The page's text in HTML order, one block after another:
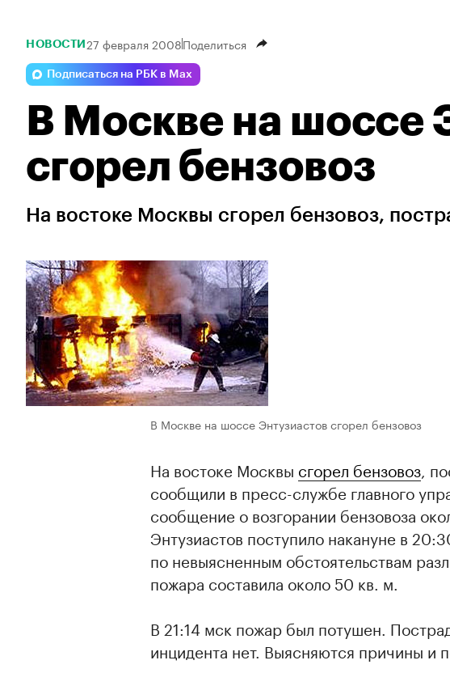
НОВОСТИ 27 февраля 2008Поделиться
Подписаться на РБК в Max
В Москве на шоссе
сгорел бензовоз
На востоке Москвы сгорел бензовоз,
В Москве на шоссе Энтузиастов сгорел бензовоз
На востоке Москвы сгорел бензовоз,
сообщили в пресс-службе главного
сообщение о возгорании бензовоза
Энтузиастов поступило накануне в
по невыясненным обстоятельствам
пожара составила около 50 кв. м.
В 21:14 мск пожар был потушен.
инцидента нет. Выясняются причины и